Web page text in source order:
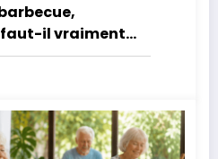
faut-il vraiment
dehors ?